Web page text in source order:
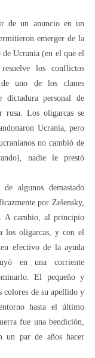
de un anuncio en un
emerger de la
Ucrania (en el que el
los conflictos
uno de los clanes
personal de
rusa. Los oligarcas se
Ucrania, pero
no cambió de
nadie le prestó
algunos demasiado
por Zelensky,
A cambio, al principio
los oligarcas, y con el
efectivo de la ayuda
en una corriente
El pequeño y
colores de su apellido y
hasta el último
fue una bendición,
un par de años hacer